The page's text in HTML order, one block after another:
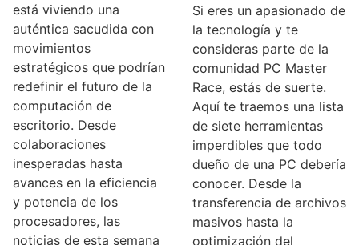
está viviendo una
auténtica sacudida con
movimientos
estratégicos que podrían
redefinir el futuro de la
computación de
escritorio. Desde
colaboraciones
inesperadas hasta
avances en la eficiencia
y potencia de los
procesadores, las
noticias de esta semana
Si eres un apasionado de
la tecnología y te
consideras parte de la
comunidad PC Master
Race, estás de suerte.
Aquí te traemos una lista
de siete herramientas
imperdibles que todo
dueño de una PC debería
conocer. Desde la
transferencia de archivos
masivos hasta la
optimización del